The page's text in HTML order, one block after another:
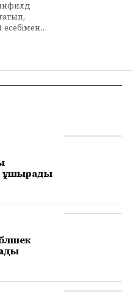
ұшырады